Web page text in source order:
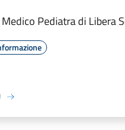
Pediatra di Libera